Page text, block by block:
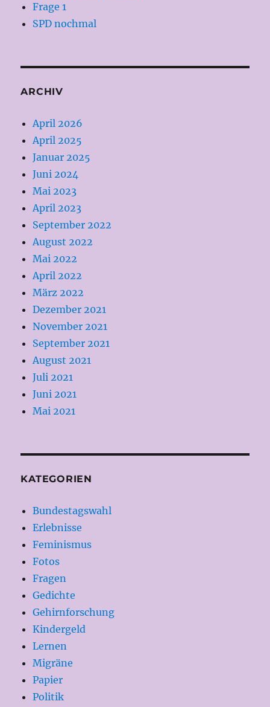
Frage 1
SPD nochmal
ARCHIV
April 2026
April 2025
Januar 2025
Juni 2024
Mai 2023
April 2023
September 2022
August 2022
Mai 2022
April 2022
März 2022
Dezember 2021
November 2021
September 2021
August 2021
Juli 2021
Juni 2021
Mai 2021
KATEGORIEN
Bundestagswahl
Erlebnisse
Feminismus
Fotos
Fragen
Gedichte
Gehirnforschung
Kindergeld
Lernen
Migräne
Papier
Politik